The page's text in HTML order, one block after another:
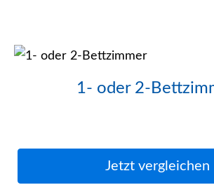
1- oder 2-
Jetzt ver­gleichen